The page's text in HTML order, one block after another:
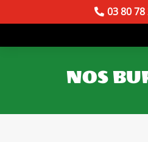
03 80 78
NOS